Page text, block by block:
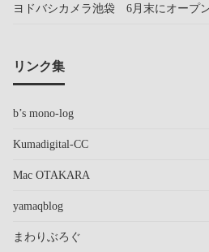
ヨドバシカメラ池袋 6月末にオープ
リンク集
b’s mono-log
Kumadigital-CC
Mac OTAKARA
yamaqblog
まわりぶろぐ